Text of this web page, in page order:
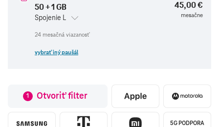
50 + 1 GB
Spojenie L
45,00 €
mesačne
vybrať iný paušál
1 Otvoriť filter
5G PODPORA